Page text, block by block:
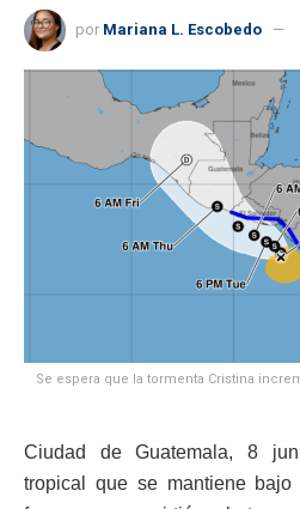
por Mariana L. Escobedo
Se espera que la tormenta Cristina
Ciudad de Guatemala, 8
tropical que se mantiene bajo